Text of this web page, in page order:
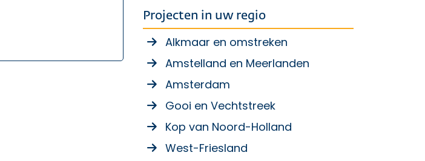
Projecten in uw regio
Alkmaar en omstreken
Amstelland en Meerlanden
Amsterdam
Gooi en Vechtstreek
Kop van Noord-Holland
West-Friesland